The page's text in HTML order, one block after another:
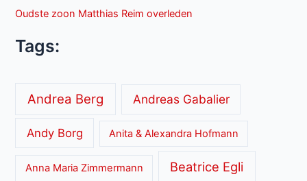
Oudste zoon Matthias Reim overleden
Tags:
Andrea Berg Andreas Gabalier
Andy Borg Anita & Alexandra Hofmann
Anna Maria Zimmermann Beatrice Egli